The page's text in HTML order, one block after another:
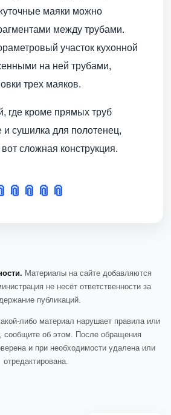
маяки можно
между трубами.
участок кухонной
на ней трубами,
трех маяков.
где кроме прямых труб
сушилка для полотенец,
сложная конструкция.
📎 📎 📎 📎
Материалы на сайте добавляются
не несёт ответственности за
публикаций.
либо материал нарушает правила или
сообщите об этом. После обращения
и при необходимости удалена или
отредактирована.